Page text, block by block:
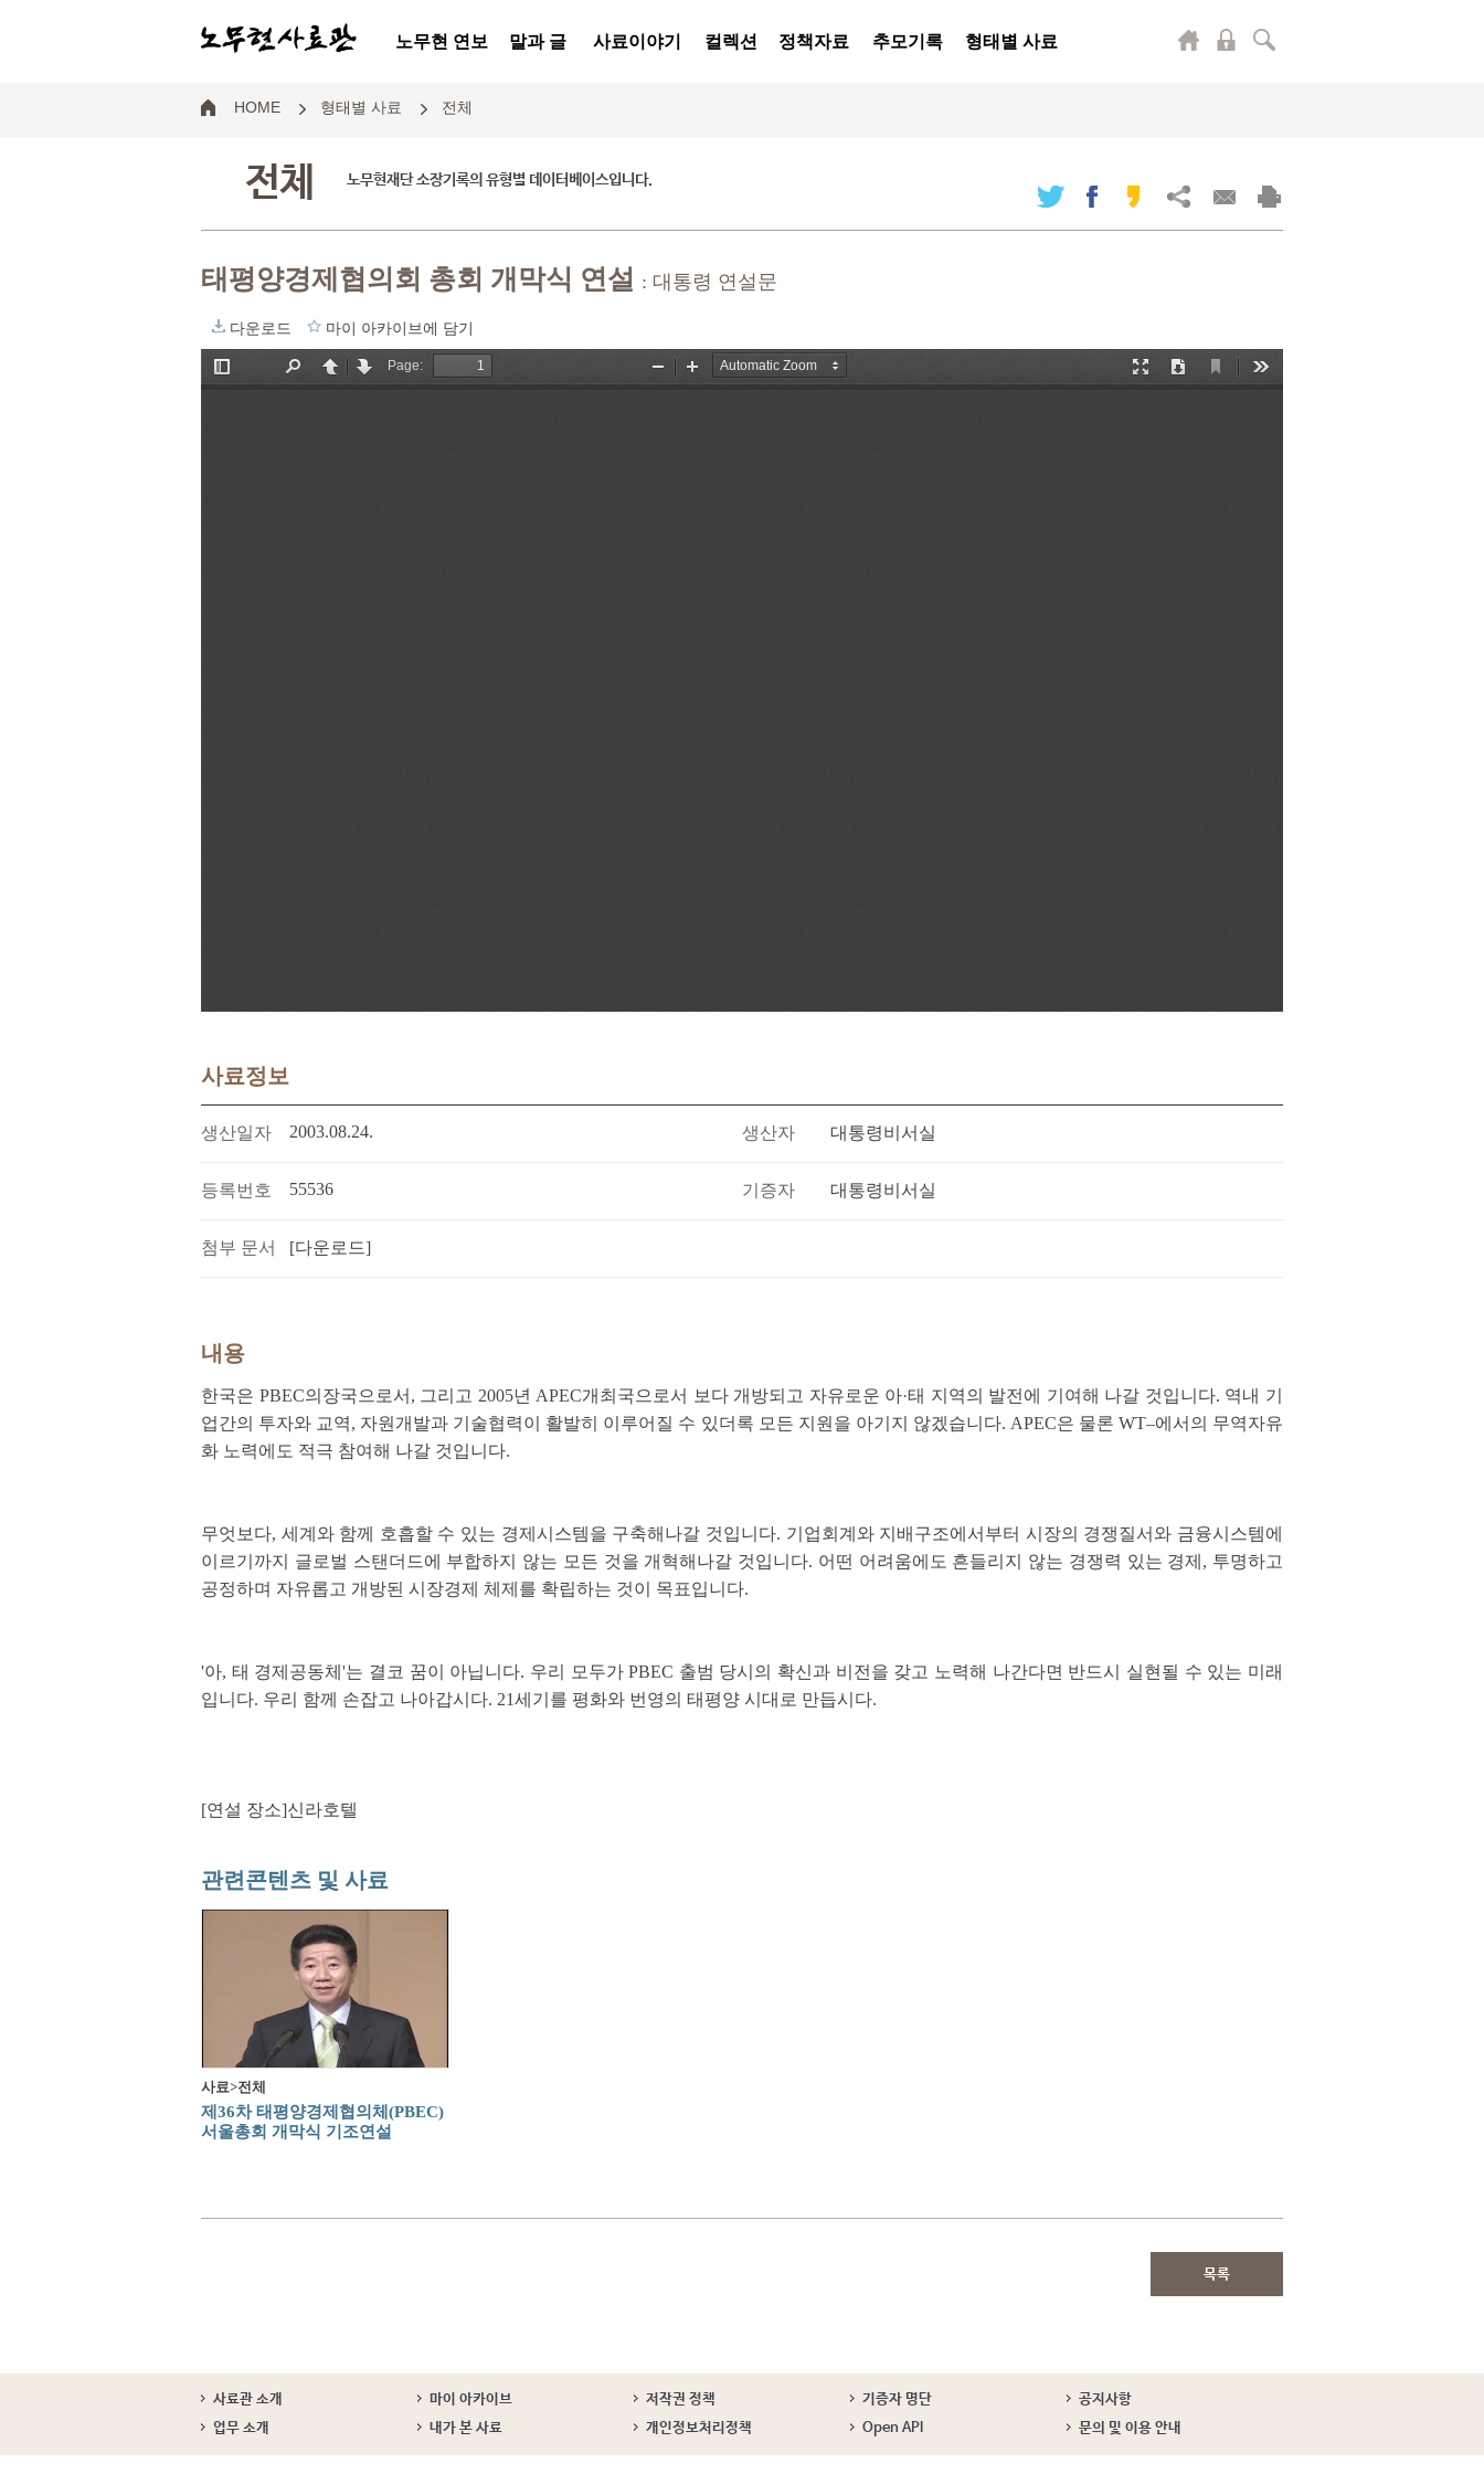
노무현 연보 말과 글 사료이야기 컬렉션 정책자료 추모기록 형태별 사료
HOME 형태별 사료 전체
전체 노무현재단 소장기록의 유형별 데이터베이스입니다.
태평양경제협의회 총회 개막식 연설 : 대통령 연설문
다운로드 마이 아카이브에 담기
사료정보
생산일자 2003.08.24. 생산자 대통령비서실
등록번호 55536 기증자 대통령비서실
첨부 문서 [다운로드]
내용
한국은 PBEC의장국으로서, 그리고 2005년 APEC개최국으로서 보다 개방되고 자유로운 아·태 지역의 발전에 기여해 나갈 것입니다. 역내 기
업간의 투자와 교역, 자원개발과 기술협력이 활발히 이루어질 수 있더록 모든 지원을 아기지 않겠습니다. APEC은 물론 WT–에서의 무역자유
화 노력에도 적극 참여해 나갈 것입니다.
무엇보다, 세계와 함께 호흡할 수 있는 경제시스템을 구축해나갈 것입니다. 기업회계와 지배구조에서부터 시장의 경쟁질서와 금융시스템에
이르기까지 글로벌 스탠더드에 부합하지 않는 모든 것을 개혁해나갈 것입니다. 어떤 어려움에도 흔들리지 않는 경쟁력 있는 경제, 투명하고
공정하며 자유롭고 개방된 시장경제 체제를 확립하는 것이 목표입니다.
'아, 태 경제공동체'는 결코 꿈이 아닙니다. 우리 모두가 PBEC 출범 당시의 확신과 비전을 갖고 노력해 나간다면 반드시 실현될 수 있는 미래
입니다. 우리 함께 손잡고 나아갑시다. 21세기를 평화와 번영의 태평양 시대로 만듭시다.
[연설 장소]신라호텔
관련콘텐츠 및 사료
사료>전체
제36차 태평양경제협의체(PBEC)
서울총회 개막식 기조연설
목록
사료관 소개 마이 아카이브 저작권 정책 기증자 명단
공지사항
업무 소개
내가 본 사료 개인정보처리정책 Open API 문의 및 이용 안내